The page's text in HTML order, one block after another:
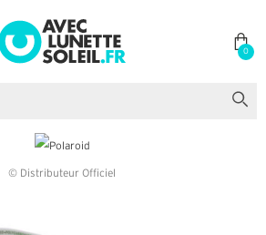
0
© Distributeur Officiel